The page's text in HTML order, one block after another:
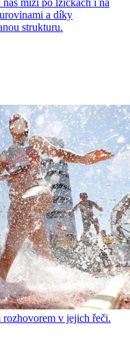
mizí po lžičkách i na
a díky
strukturu.
v jejich řeči.